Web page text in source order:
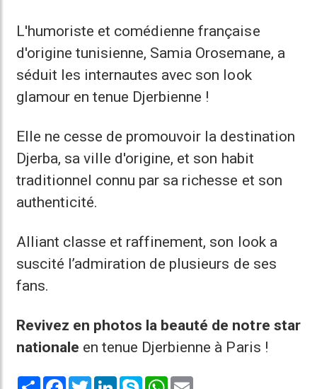
L'humoriste et comédienne française
d'origine tunisienne, Samia Orosemane, a
séduit les internautes avec son look
glamour en tenue Djerbienne !
Elle ne cesse de promouvoir la destination
Djerba, sa ville d'origine, et son habit
traditionnel connu par sa richesse et son
authenticité.
Alliant classe et raffinement, son look a
suscité l’admiration de plusieurs de ses
fans.
Revivez en photos la beauté de notre star
nationale en tenue Djerbienne à Paris !
Share Facebook
TwitterLinkedInSkype WhatsApp